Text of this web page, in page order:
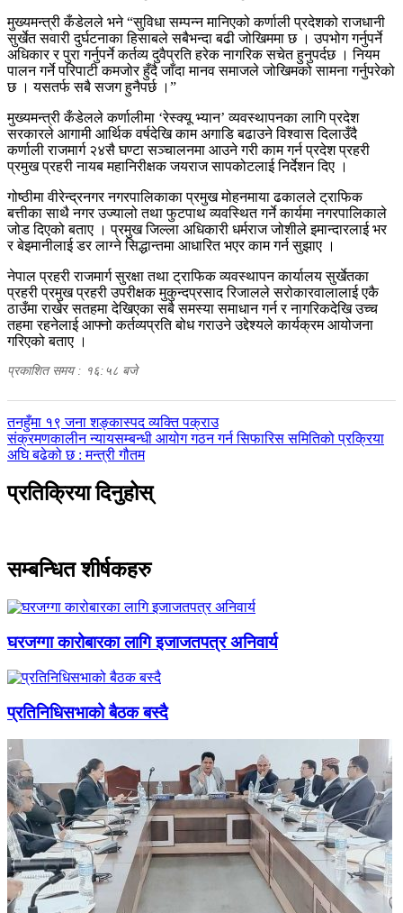
मुख्यमन्त्री कँडेलले भने “सुविधा सम्पन्न मानिएको कर्णाली प्रदेशको राजधानी
सुर्खेत सवारी दुर्घटनाका हिसाबले सबैभन्दा बढी जोखिममा छ । उपभोग गर्नुपर्ने
अधिकार र पुरा गर्नुपर्ने कर्तव्य दुवैप्रति हरेक नागरिक सचेत हुनुपर्दछ । नियम
पालन गर्ने परिपाटी कमजोर हुँदै जाँदा मानव समाजले जोखिमको सामना गर्नुपरेको
छ । यसतर्फ सबै सजग हुनैपर्छ ।”
मुख्यमन्त्री कँडेलले कर्णालीमा ‘रेस्क्यू भ्यान’ व्यवस्थापनका लागि प्रदेश
सरकारले आगामी आर्थिक वर्षदेखि काम अगाडि बढाउने विश्वास दिलाउँदै
कर्णाली राजमार्ग २४सै घण्टा सञ्चालनमा आउने गरी काम गर्न प्रदेश प्रहरी
प्रमुख प्रहरी नायब महानिरीक्षक जयराज सापकोटलाई निर्देशन दिए ।
गोष्ठीमा वीरेन्द्रनगर नगरपालिकाका प्रमुख मोहनमाया ढकालले ट्राफिक
बत्तीका साथै नगर उज्यालो तथा फुटपाथ व्यवस्थित गर्ने कार्यमा नगरपालिकाले
जोड दिएको बताए । प्रमुख जिल्ला अधिकारी धर्मराज जोशीले इमान्दारलाई भर
र बेइमानीलाई डर लाग्ने सिद्धान्तमा आधारित भएर काम गर्न सुझाए ।
नेपाल प्रहरी राजमार्ग सुरक्षा तथा ट्राफिक व्यवस्थापन कार्यालय सुर्खेतका
प्रहरी प्रमुख प्रहरी उपरीक्षक मुकुन्दप्रसाद रिजालले सरोकारवालालाई एकै
ठाउँमा राखेर सतहमा देखिएका सबै समस्या समाधान गर्न र नागरिकदेखि उच्च
तहमा रहनेलाई आफ्नो कर्तव्यप्रति बोध गराउने उद्देश्यले कार्यक्रम आयोजना
गरिएको बताए ।
प्रकाशित समय : १६:५८ बजे
पछिल्लाे
-
तनहुँमा १९ जना शङ्कास्पद व्यक्ति पक्राउ
अघिल्लाे
-
संक्रमणकालीन न्यायसम्बन्धी आयोग गठन गर्न सिफारिस समितिको प्रक्रिया
अघि बढेको छ : मन्त्री गौतम
प्रतिक्रिया दिनुहोस्
सम्बन्धित शीर्षकहरु
घरजग्गा कारोबारका लागि इजाजतपत्र अनिवार्य
प्रतिनिधिसभाको बैठक बस्दै